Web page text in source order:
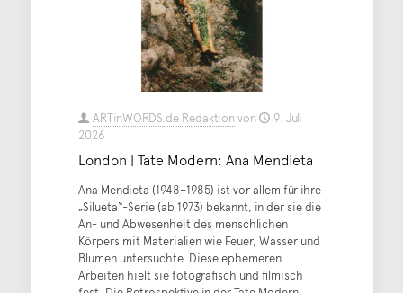
ARTinWORDS.de Redaktionvon
9. Juli
2026
London | Tate Modern: Ana Mendieta
Ana Mendieta (1948–1985) ist vor allem für ihre
„Silueta“-Serie (ab 1973) bekannt, in der sie die
An- und Abwesenheit des menschlichen
Körpers mit Materialien wie Feuer, Wasser und
Blumen untersuchte. Diese ephemeren
Arbeiten hielt sie fotografisch und filmisch